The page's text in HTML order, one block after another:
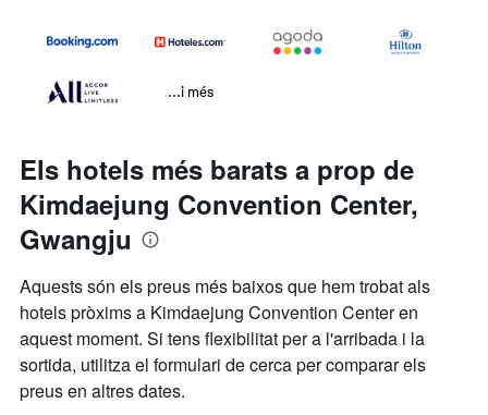
...i més
Els hotels més barats a prop de
Kimdaejung Convention Center,
Gwangju
Aquests són els preus més baixos que hem trobat als
hotels pròxims a Kimdaejung Convention Center en
aquest moment. Si tens flexibilitat per a l'arribada i la
sortida, utilitza el formulari de cerca per comparar els
preus en altres dates.